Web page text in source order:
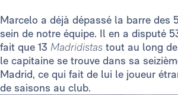
Marcelo a déjà dépassé la barre des
sein de notre équipe. Il en a disputé
fait que 13 Madridistas tout au long
le capitaine se trouve dans sa
Madrid, ce qui fait de lui le joueur
de saisons au club.